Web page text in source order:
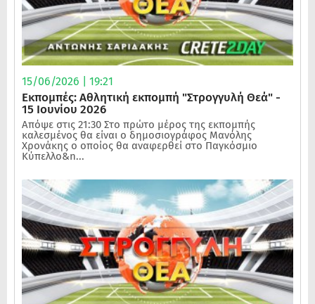
15/06/2026 | 19:21
Εκπομπές: Αθλητική εκπομπή "Στρογγυλή Θεά" -
15 Ιουνίου 2026
Απόψε στις 21:30 Στο πρώτο μέρος της εκπομπής
καλεσμένος θα είναι ο δημοσιογράφος Μανόλης
Χρονάκης ο οποίος θα αναφερθεί στο Παγκόσμιο
Κύπελλο&n...